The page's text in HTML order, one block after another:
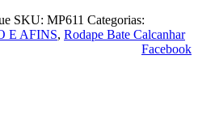
SKU: MP611 Categorias:
E AFINS, Rodape Bate Calcanhar
Facebook